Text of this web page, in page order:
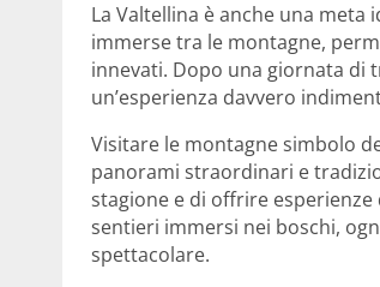
La Valtellina è anche una meta
immerse tra le montagne,
innevati. Dopo una giornata di
un’esperienza davvero
Visitare le montagne simbolo
panorami straordinari e
stagione e di offrire esperienze
sentieri immersi nei boschi,
spettacolare.